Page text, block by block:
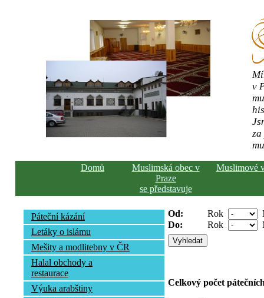
v
Domů
Muslimská obec v
Praze
se představuje
Muslimové
Páteční kázání
Letáky o islámu
Mešity a modlitebny v ČR
Halal obchody a
restaurace
Výuka arabštiny
Od: Rok
Do:
Rok
Celkový počet